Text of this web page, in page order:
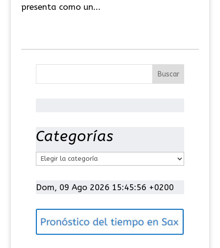
presenta como un...
Categorías
t
g
Dom, 09 Ago 2026 15:45:57 +0200